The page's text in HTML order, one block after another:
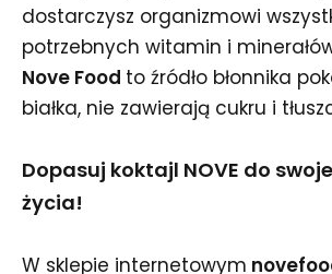
dostarczysz organizmowi
potrzebnych witamin i
Nove Food to źródło błonnika
białka, nie zawierają cukru i
Dopasuj koktajl NOVE do
życia!
W sklepie internetowym